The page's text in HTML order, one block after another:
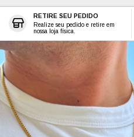
RETIRE SEU PEDIDO
Realize seu pedido e retire em
nossa loja física.